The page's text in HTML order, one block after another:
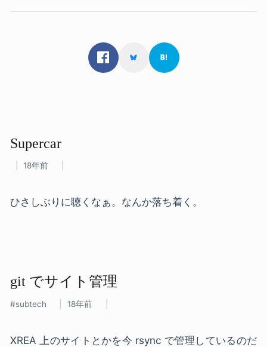
Supercar
18年前
ひさしぶりに聴くなぁ。なんか落ち着く。
git で​サイト管理
subtech 18年前
XREA 上のサイトとかを今 rsync で管理しているのだ